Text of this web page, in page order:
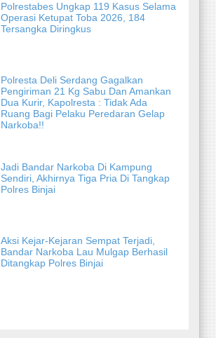
Polrestabes Ungkap 119 Kasus Selama
Operasi Ketupat Toba 2026, 184
Tersangka Diringkus
Polresta Deli Serdang Gagalkan
Pengiriman 21 Kg Sabu Dan Amankan
Dua Kurir, Kapolresta : Tidak Ada
Ruang Bagi Pelaku Peredaran Gelap
Narkoba!!
Jadi Bandar Narkoba Di Kampung
Sendiri, Akhirnya Tiga Pria Di Tangkap
Polres Binjai
Aksi Kejar-Kejaran Sempat Terjadi,
Bandar Narkoba Lau Mulgap Berhasil
Ditangkap Polres Binjai